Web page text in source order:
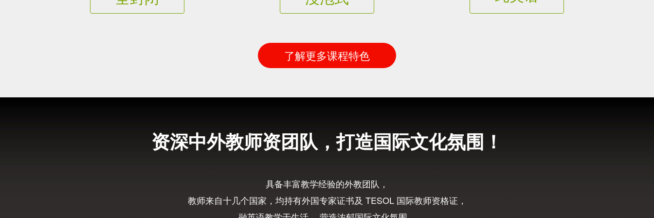
了解更多课程特色
资深中外教师资团队，打造国际文化氛围！
具备丰富教学经验的外教团队，
教师来自十几个国家，均持有外国专家证书及 TESOL 国际教师资格证，